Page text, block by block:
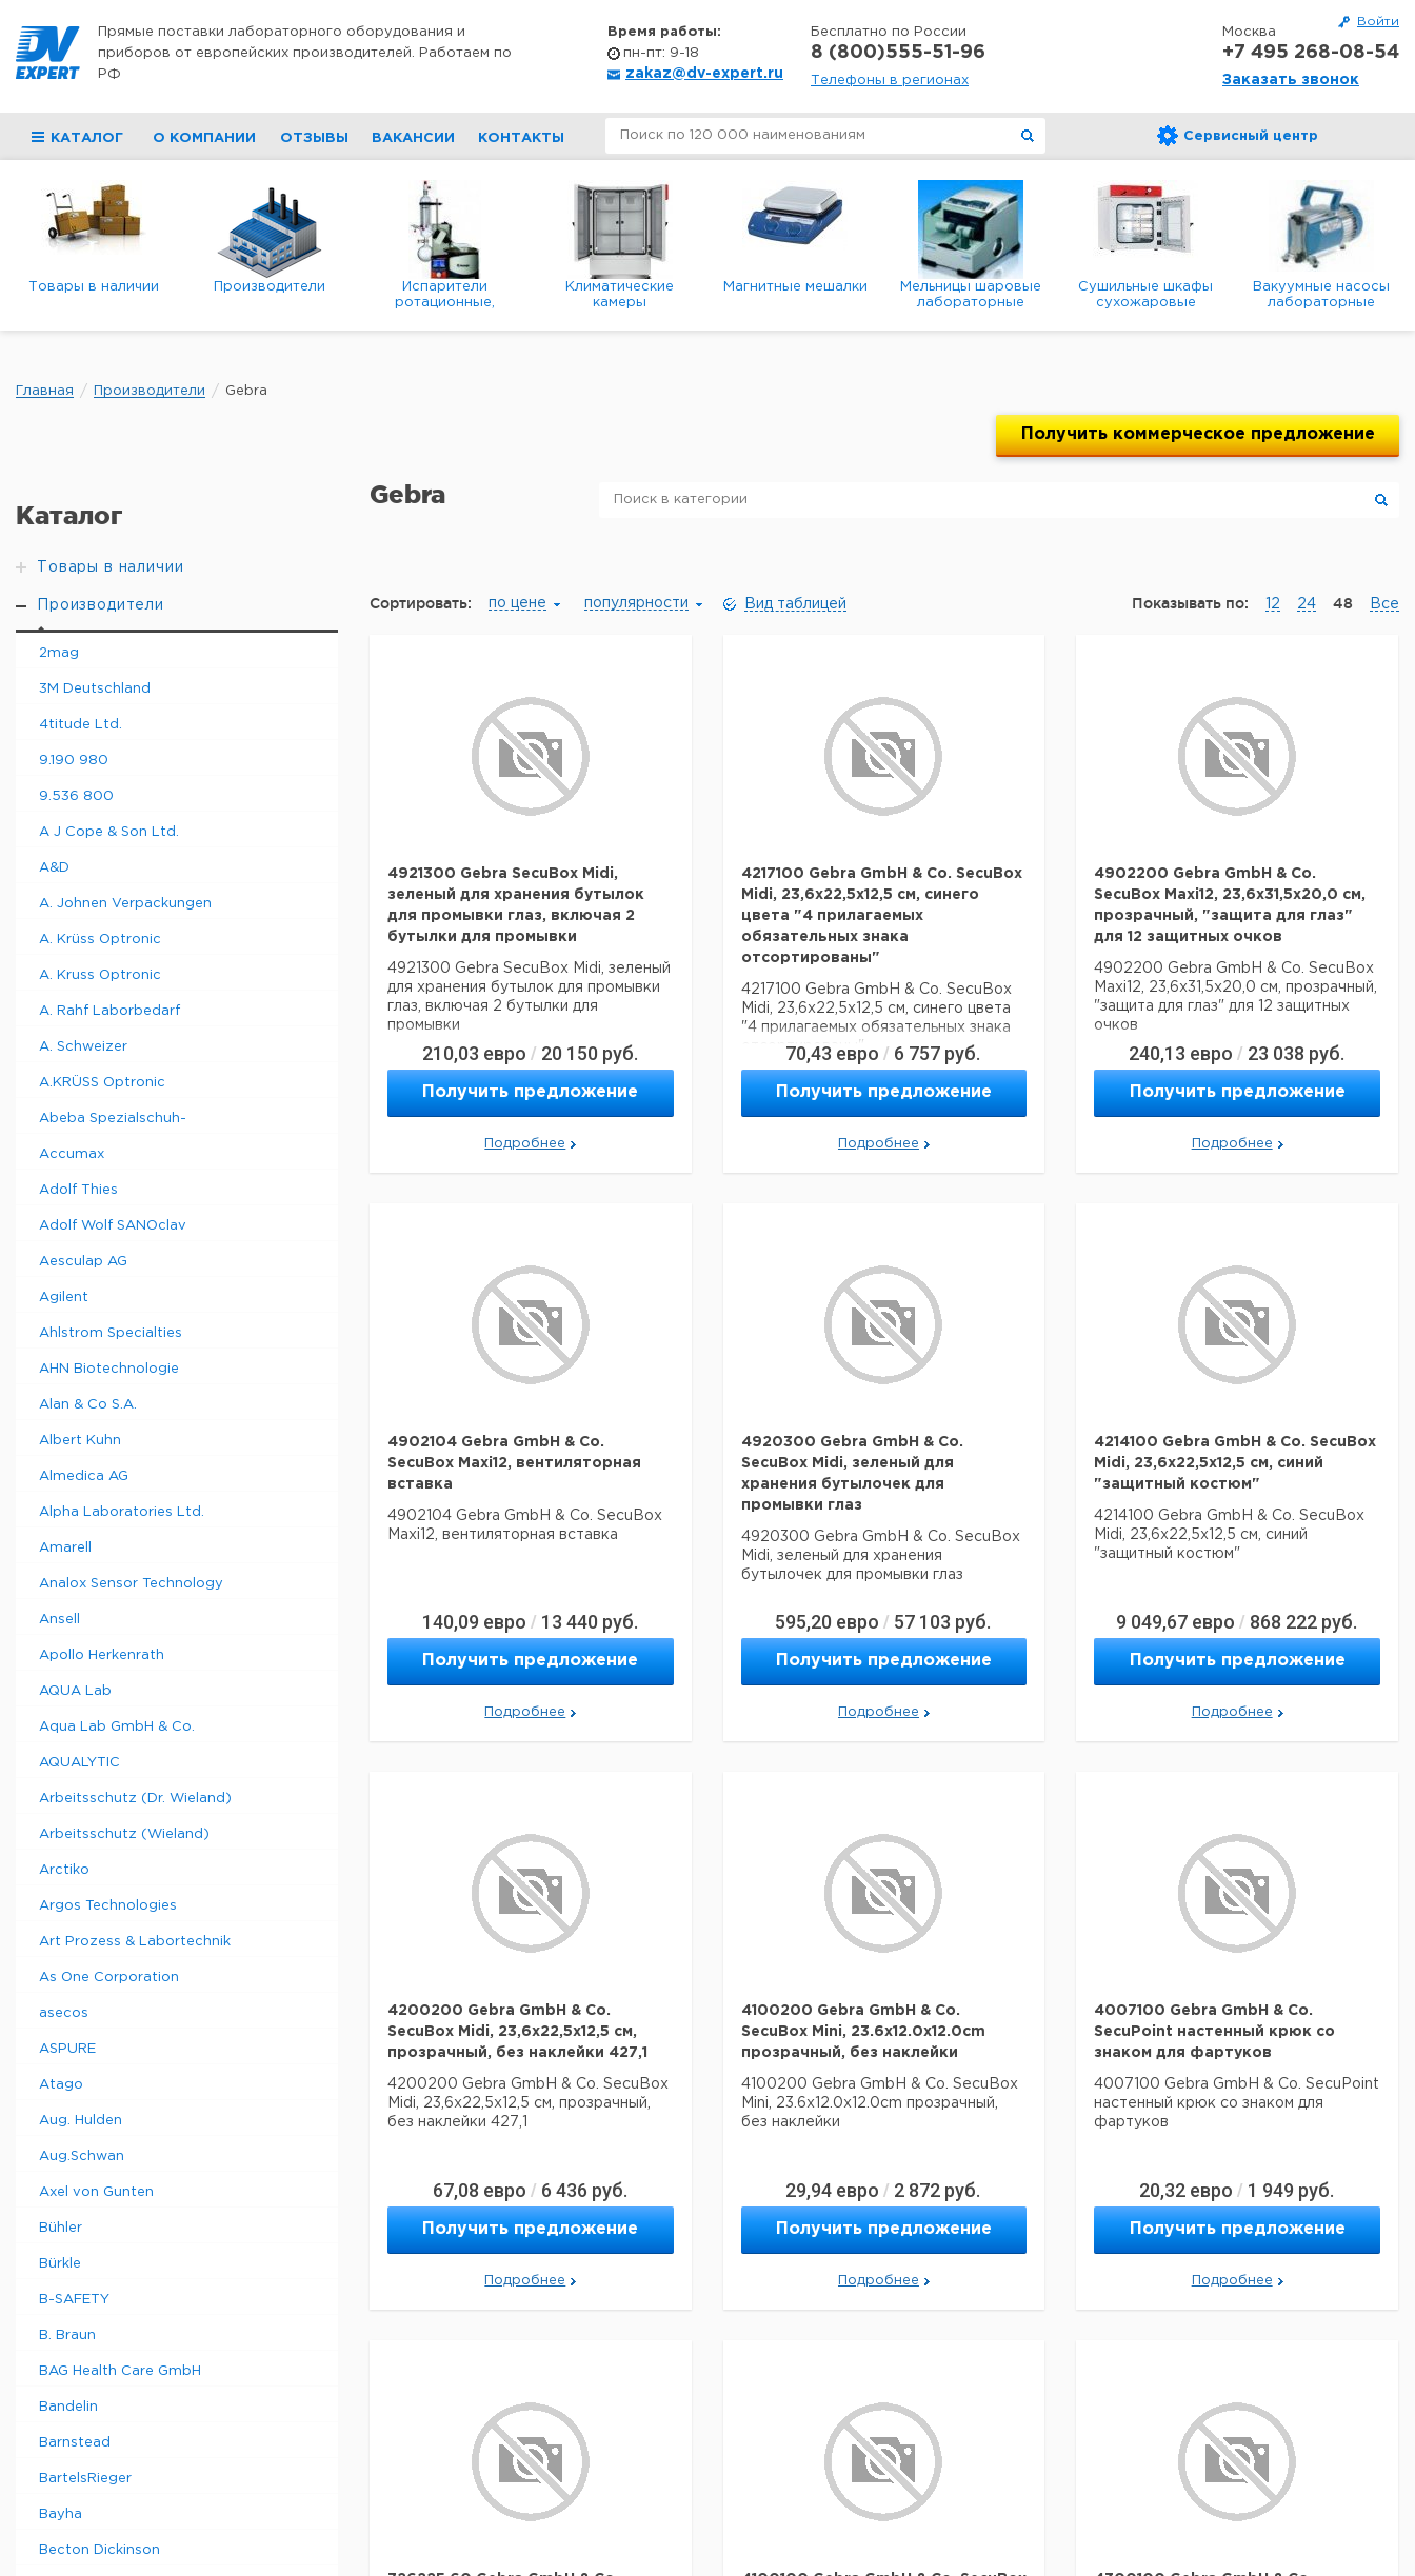
Войти
Прямые поставки лабораторного оборудования и
приборов от европейских производителей. Работаем по
РФ
Время работы:
пн-пт: 9-18
zakaz@dv-expert.ru
Бесплатно по России
8 (800)555-51-96
Телефоны в регионах
Москва
+7 495 268-08-54
Заказать звонок
КАТАЛОГ О КОМПАНИИ ОТЗЫВЫ ВАКАНСИИ КОНТАКТЫ Сервисный центр
Товары в наличии Производители
Испарители
ротационные,
вакуумные
Климатические
камеры
Магнитные мешалки
Мельницы шаровые
лабораторные
Сушильные шкафы
сухожаровые
Вакуумные насосы
лабораторные
мембранные
Главная Производители Gebra
Получить коммерческое предложение
Каталог
Товары в наличии
Производители
2mag
3M Deutschland
4titude Ltd.
9.190 980
9.536 800
A J Cope & Son Ltd.
A&D
A. Johnen Verpackungen
A. Krüss Optronic
A. Kruss Optronic
A. Rahf Laborbedarf
A. Schweizer
A.KRÜSS Optronic
Abeba Spezialschuh-
Accumax
Adolf Thies
Adolf Wolf SANOclav
Aesculap AG
Agilent
Ahlstrom Specialties
AHN Biotechnologie
Alan & Co S.A.
Albert Kuhn
Almedica AG
Alpha Laboratories Ltd.
Amarell
Analox Sensor Technology
Ansell
Apollo Herkenrath
AQUA Lab
Aqua Lab GmbH & Co.
AQUALYTIC
Arbeitsschutz (Dr. Wieland)
Arbeitsschutz (Wieland)
Arctiko
Argos Technologies
Art Prozess & Labortechnik
As One Corporation
asecos
ASPURE
Atago
Aug. Hulden
Aug.Schwan
Axel von Gunten
Bühler
Bürkle
B-SAFETY
B. Braun
BAG Health Care GmbH
Bandelin
Barnstead
BartelsRieger
Bayha
Becton Dickinson
Gebra
Сортировать: по цене популярности Вид таблицей Показывать по: 12 24 48 Все
4921300 Gebra SecuBox Midi,
зеленый для хранения бутылок
для промывки глаз, включая 2
бутылки для промывки
4921300 Gebra SecuBox Midi, зеленый
для хранения бутылок для промывки
глаз, включая 2 бутылки для
промывки
210,03 евро / 20 150 руб.
Получить предложение
Подробнее
4217100 Gebra GmbH & Co. SecuBox
Midi, 23,6x22,5x12,5 см, синего
цвета "4 прилагаемых
обязательных знака
отсортированы"
4217100 Gebra GmbH & Co. SecuBox
Midi, 23,6x22,5x12,5 см, синего цвета
"4 прилагаемых обязательных знака
отсортированы"
70,43 евро / 6 757 руб.
Получить предложение
Подробнее
4902200 Gebra GmbH & Co.
SecuBox Maxi12, 23,6x31,5x20,0 см,
прозрачный, "защита для глаз"
для 12 защитных очков
4902200 Gebra GmbH & Co. SecuBox
Maxi12, 23,6x31,5x20,0 см, прозрачный,
"защита для глаз" для 12 защитных
очков
240,13 евро / 23 038 руб.
Получить предложение
Подробнее
4902104 Gebra GmbH & Co.
SecuBox Maxi12, вентиляторная
вставка
4902104 Gebra GmbH & Co. SecuBox
Maxi12, вентиляторная вставка
140,09 евро / 13 440 руб.
Получить предложение
Подробнее
4920300 Gebra GmbH & Co.
SecuBox Midi, зеленый для
хранения бутылочек для
промывки глаз
4920300 Gebra GmbH & Co. SecuBox
Midi, зеленый для хранения
бутылочек для промывки глаз
595,20 евро / 57 103 руб.
Получить предложение
Подробнее
4214100 Gebra GmbH & Co. SecuBox
Midi, 23,6x22,5x12,5 см, синий
"защитный костюм"
4214100 Gebra GmbH & Co. SecuBox
Midi, 23,6x22,5x12,5 см, синий
"защитный костюм"
9 049,67 евро / 868 222 руб.
Получить предложение
Подробнее
4200200 Gebra GmbH & Co.
SecuBox Midi, 23,6x22,5x12,5 см,
прозрачный, без наклейки 427,1
4200200 Gebra GmbH & Co. SecuBox
Midi, 23,6x22,5x12,5 см, прозрачный,
без наклейки 427,1
67,08 евро / 6 436 руб.
Получить предложение
Подробнее
4100200 Gebra GmbH & Co.
SecuBox Mini, 23.6x12.0x12.0cm
прозрачный, без наклейки
4100200 Gebra GmbH & Co. SecuBox
Mini, 23.6x12.0x12.0cm прозрачный,
без наклейки
29,94 евро / 2 872 руб.
Получить предложение
Подробнее
4007100 Gebra GmbH & Co.
SecuPoint настенный крюк со
знаком для фартуков
4007100 Gebra GmbH & Co. SecuPoint
настенный крюк со знаком для
фартуков
20,32 евро / 1 949 руб.
Получить предложение
Подробнее